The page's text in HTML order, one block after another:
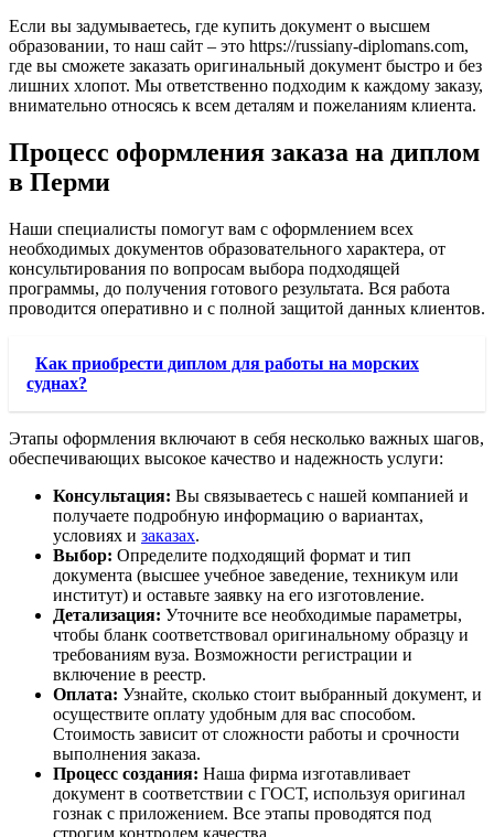
Если вы задумываетесь, где купить документ о высшем
образовании, то наш сайт – это https://russiany-diplomans.com,
где вы сможете заказать оригинальный документ быстро и без
лишних хлопот. Мы ответственно подходим к каждому заказу,
внимательно относясь к всем деталям и пожеланиям клиента.
Процесс оформления заказа на диплом
в Перми
Наши специалисты помогут вам с оформлением всех
необходимых документов образовательного характера, от
консультирования по вопросам выбора подходящей
программы, до получения готового результата. Вся работа
проводится оперативно и с полной защитой данных клиентов.
Как приобрести диплом для работы на морских
суднах?
Этапы оформления включают в себя несколько важных шагов,
обеспечивающих высокое качество и надежность услуги:
Консультация: Вы связываетесь с нашей компанией и
получаете подробную информацию о вариантах,
условиях и заказах.
Выбор: Определите подходящий формат и тип
документа (высшее учебное заведение, техникум или
институт) и оставьте заявку на его изготовление.
Детализация: Уточните все необходимые параметры,
чтобы бланк соответствовал оригинальному образцу и
требованиям вуза. Возможности регистрации и
включение в реестр.
Оплата: Узнайте, сколько стоит выбранный документ, и
осуществите оплату удобным для вас способом.
Стоимость зависит от сложности работы и срочности
выполнения заказа.
Процесс создания: Наша фирма изготавливает
документ в соответствии с ГОСТ, используя оригинал
гознак с приложением. Все этапы проводятся под